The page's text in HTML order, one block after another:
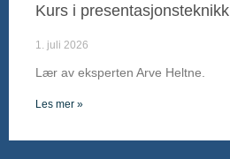
Kurs i presentasjonsteknikk
1. juli 2026
Lær av eksperten Arve Heltne.
Les mer »